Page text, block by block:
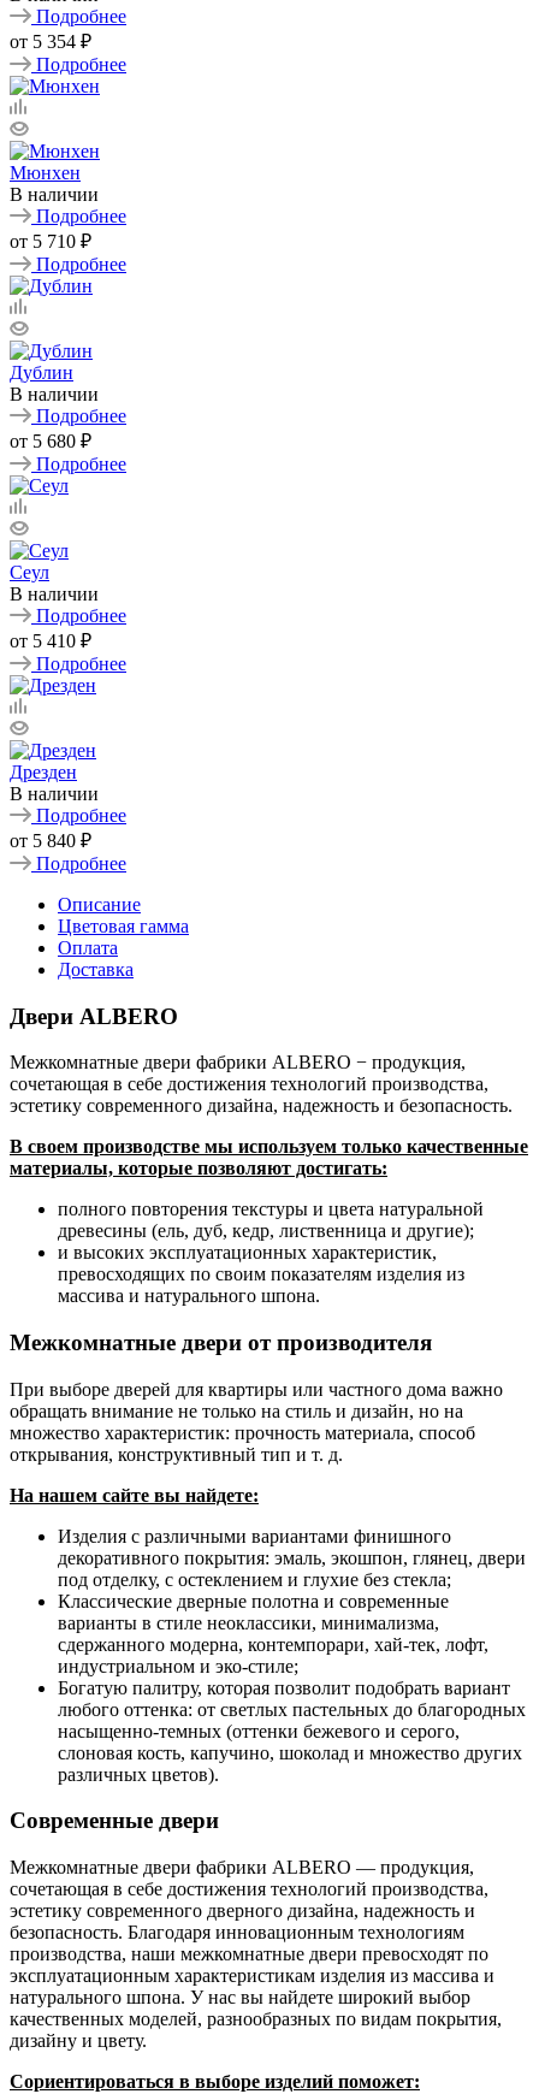
Подробнее
от 5 354 ₽
Подробнее
Мюнхен
В наличии
Подробнее
от 5 710 ₽
Подробнее
Дублин
В наличии
Подробнее
от 5 680 ₽
Подробнее
Сеул
В наличии
Подробнее
от 5 410 ₽
Подробнее
Дрезден
В наличии
Подробнее
от 5 840 ₽
Подробнее
Описание
Цветовая гамма
Оплата
Доставка
Двери ALBERO
Межкомнатные двери фабрики ALBERO − продукция,
сочетающая в себе достижения технологий производства,
эстетику современного дизайна, надежность и безопасность.
В своем производстве мы используем только качественные
материалы, которые позволяют достигать:
полного повторения текстуры и цвета натуральной
древесины (ель, дуб, кедр, лиственница и другие);
и высоких эксплуатационных характеристик,
превосходящих по своим показателям изделия из
массива и натурального шпона.
Межкомнатные двери от производителя
При выборе дверей для квартиры или частного дома важно
обращать внимание не только на стиль и дизайн, но на
множество характеристик: прочность материала, способ
открывания, конструктивный тип и т. д.
На нашем сайте вы найдете:
Изделия с различными вариантами финишного
декоративного покрытия: эмаль, экошпон, глянец, двери
под отделку, с остеклением и глухие без стекла;
Классические дверные полотна и современные
варианты в стиле неоклассики, минимализма,
сдержанного модерна, контемпорари, хай-тек, лофт,
индустриальном и эко-стиле;
Богатую палитру, которая позволит подобрать вариант
любого оттенка: от светлых пастельных до благородных
насыщенно-темных (оттенки бежевого и серого,
слоновая кость, капучино, шоколад и множество других
различных цветов).
Современные двери
Межкомнатные двери фабрики ALBERO — продукция,
сочетающая в себе достижения технологий производства,
эстетику современного дверного дизайна, надежность и
безопасность. Благодаря инновационным технологиям
производства, наши межкомнатные двери превосходят по
эксплуатационным характеристикам изделия из массива и
натурального шпона. У нас вы найдете широкий выбор
качественных моделей, разнообразных по видам покрытия,
дизайну и цвету.
Сориентироваться в выборе изделий поможет: